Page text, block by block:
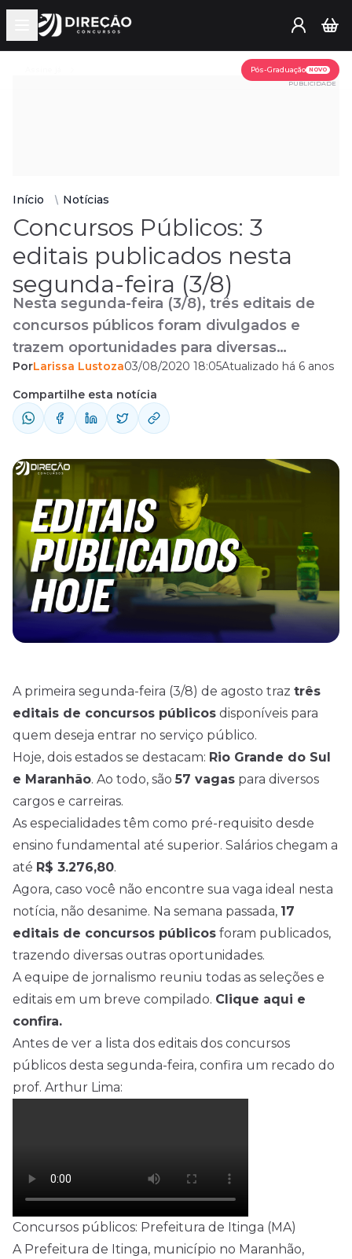
Open main menu
Pós-Graduação NOVO
PUBLICIDADE
Início Notícias
Concursos Públicos: 3
editais publicados nesta
segunda-feira (3/8)
Nesta segunda-feira (3/8), três editais de
concursos públicos foram divulgados e
trazem oportunidades para diversas
carreiras. Confira!
PorLarissa Lustoza03/08/2020 18:05Atualizado há 6 anos
Compartilhe esta notícia
A primeira segunda-feira (3/8) de agosto traz três
editais de concursos públicos disponíveis para
quem deseja entrar no serviço público.
Hoje, dois estados se destacam: Rio Grande do Sul
e Maranhão. Ao todo, são 57 vagas para diversos
cargos e carreiras.
As especialidades têm como pré-requisito desde
ensino fundamental até superior. Salários chegam a
até R$ 3.276,80.
Agora, caso você não encontre sua vaga ideal nesta
notícia, não desanime. Na semana passada, 17
editais de concursos públicos foram publicados,
trazendo diversas outras oportunidades.
A equipe de jornalismo reuniu todas as seleções e
editais em um breve compilado. Clique aqui e
confira.
Antes de ver a lista dos editais dos concursos
públicos desta segunda-feira, confira um recado do
prof. Arthur Lima:
Concursos públicos: Prefeitura de Itinga (MA)
A Prefeitura de Itinga, município no Maranhão,